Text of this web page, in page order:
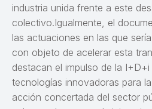
industria unida frente a este
colectivo.Igualmente, el
las actuaciones en las que
con objeto de acelerar esta
destacan el impulso de la
tecnologías innovadoras para
acción concertada del sector